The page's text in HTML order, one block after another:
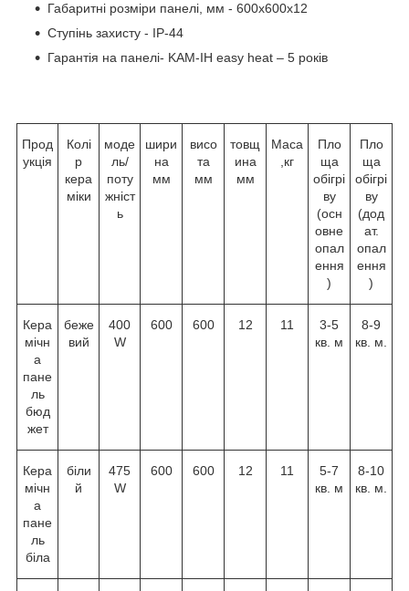
Габаритні розміри панелі, мм - 600х600х12
Ступінь захисту - IP-44
Гарантія на панелі- KAM-ІН easy heat – 5 років
Прод
укція
Колі
р
кера
міки
моде
ль/
поту
жніст
ь
шири
на
мм
висо
та
мм
товщ
ина
мм
Маса
,кг
Пло
ща
обігрі
ву
(осн
овне
опал
ення
)
Пло
ща
обігрі
ву
(дод
ат.
опал
ення
)
Кера
мічн
а
пане
ль
бюд
жет
беже
вий
400
W
600 600 12 11
3-5
кв. м
8-9
кв. м.
Кера
мічн
а
пане
ль
біла
біли
й
475
W
600 600 12 11
5-7
кв. м
8-10
кв. м.